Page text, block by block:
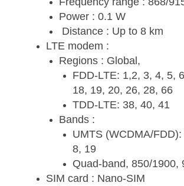
Power : 0.1 W
Distance : Up to 8 km
LTE modem :
Regions : Global,
FDD-LTE: 1,2, 3, 4, 5,
18, 19, 20, 26, 28, 66
TDD-LTE: 38, 40, 41
Bands :
UMTS (WCDMA/
8, 19
Quad-band, 850/1900,
SIM card : Nano-SIM